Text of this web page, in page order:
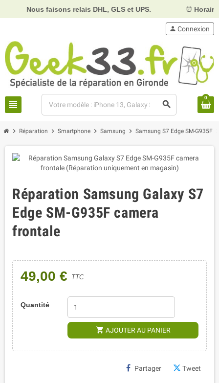
Nous faisons relais DHL, GLS et UPS. Horaires :
view_headline search
person Connexion
0
chevron_right Réparation chevron_right Smartphone chevron_right Samsung chevron_right Samsung S7 Edge SM-G935F
Réparation Samsung Galaxy S7
Edge SM-G935F camera
frontale
49,00 € TTC
Quantité
shopping_cart AJOUTER AU PANIER
Partager Tweet